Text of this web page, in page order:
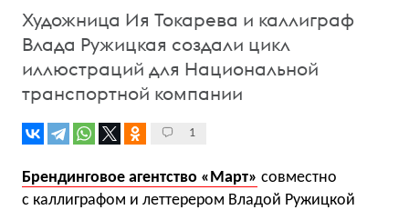
Художница Ия Токарева и каллиграф
Влада Ружицкая создали цикл
иллюстраций для Национальной
транспортной компании
1
Брендинговое агентство «Март» совместно
с каллиграфом и леттерером Владой Ружицкой